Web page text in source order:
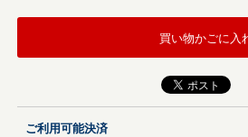
買い物かごに入
ご利用可能決済